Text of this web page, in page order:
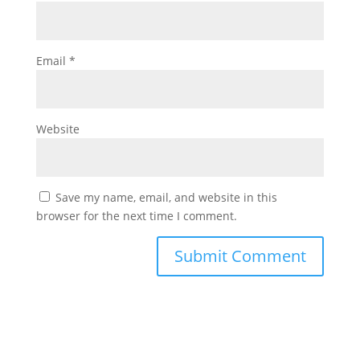
Email *
Website
Save my name, email, and website in this
browser for the next time I comment.